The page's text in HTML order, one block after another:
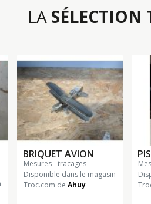
LA SÉLECTION
BRIQUET AVION
mesures - tracages
Disponible dans le magasin
Troc.com de Ahuy